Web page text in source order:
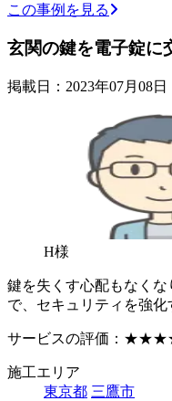
この事例を見る
玄関の鍵を電子錠に
掲載日：2023年07月08日
H様
鍵を失くす心配もなく
で、セキュリティを強化
サービスの評価：
施工エリア
東京都 三鷹市